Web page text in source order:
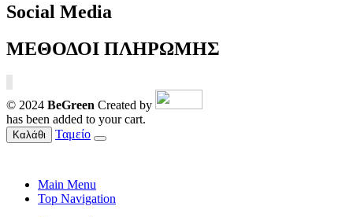
Social Media
ΜΕΘΟΔΟΙ ΠΛΗΡΩΜΗΣ
© 2024 BeGreen Created by
has been added to your cart.
Καλάθι Ταμείο
Main Menu
Top Navigation